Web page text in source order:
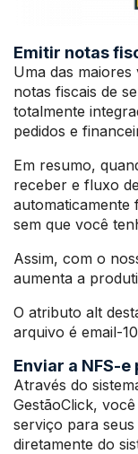
Emitir notas
Uma das
notas fiscais de
totalmente
pedidos e
Em resumo,
receber e fluxo
automaticamente
sem que você
Assim, com o
aumenta a
O atributo alt
arquivo é email-
Enviar a NFS-
Através do
GestãoClick,
serviço para
diretamente do